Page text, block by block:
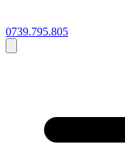
0739.795.805